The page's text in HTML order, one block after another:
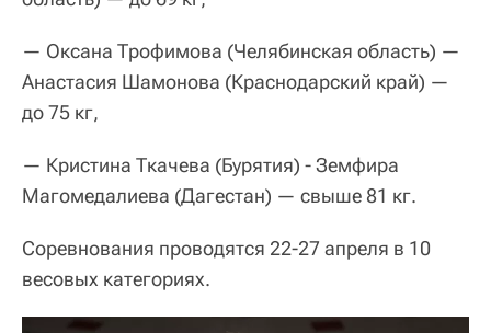
— Оксана Трофимова (Челябинская область) —
Анастасия Шамонова (Краснодарский край) —
до 75 кг,
— Кристина Ткачева (Бурятия) - Земфира
Магомедалиева (Дагестан) — свыше 81 кг.
Соревнования проводятся 22-27 апреля в 10
весовых категориях.